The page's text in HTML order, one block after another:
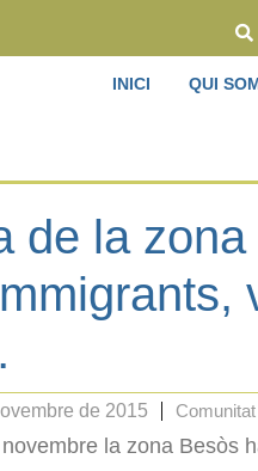
INICI QUI
de la zona
de 2015
la zona Besòs